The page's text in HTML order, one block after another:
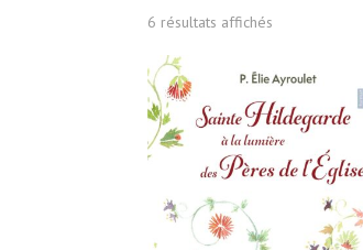
6 résultats affichés
plus
récent
au
plus